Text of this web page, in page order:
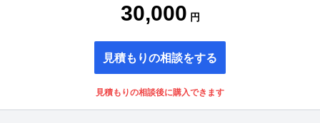
30,000 円
見積もりの相談をする
見積もりの相談後に購入できます